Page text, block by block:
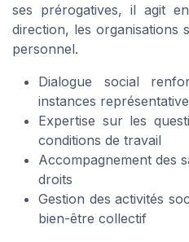
ses prérogatives, il agit
direction, les organisations
personnel.
Dialogue social
instances
Expertise sur les
conditions de travail
Accompagnement des
droits
Gestion des activités
bien-être collectif